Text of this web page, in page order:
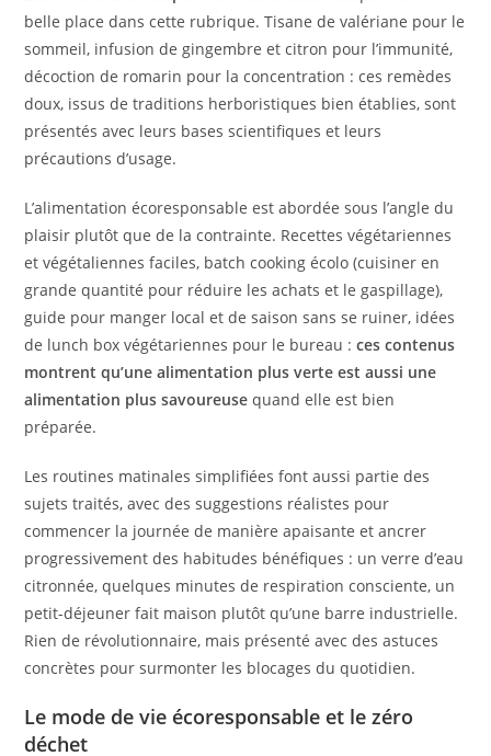
belle place dans cette rubrique. Tisane de valériane pour le
sommeil, infusion de gingembre et citron pour l’immunité,
décoction de romarin pour la concentration : ces remèdes
doux, issus de traditions herboristiques bien établies, sont
présentés avec leurs bases scientifiques et leurs
précautions d’usage.
L’alimentation écoresponsable est abordée sous l’angle du
plaisir plutôt que de la contrainte. Recettes végétariennes
et végétaliennes faciles, batch cooking écolo (cuisiner en
grande quantité pour réduire les achats et le gaspillage),
guide pour manger local et de saison sans se ruiner, idées
de lunch box végétariennes pour le bureau :ces contenus
montrent qu’une alimentation plus verte est aussi une
alimentation plus savoureuse quand elle est bien
préparée.
Les routines matinales simplifiées font aussi partie des
sujets traités, avec des suggestions réalistes pour
commencer la journée de manière apaisante et ancrer
progressivement des habitudes bénéfiques : un verre d’eau
citronnée, quelques minutes de respiration consciente, un
petit-déjeuner fait maison plutôt qu’une barre industrielle.
Rien de révolutionnaire, mais présenté avec des astuces
concrètes pour surmonter les blocages du quotidien.
Le mode de vie écoresponsable et le zéro
déchet